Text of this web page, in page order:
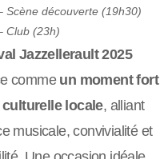
Scène découverte (19h30)
Club (23h)
Jazzellerault 2025
comme un moment fort
culturelle locale, alliant
musicale, convivialité et